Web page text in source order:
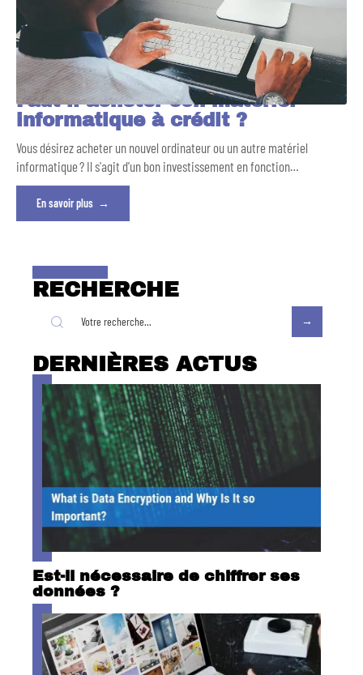
Faut-il acheter son matériel
informatique à crédit ?
Vous désirez acheter un nouvel ordinateur ou un autre matériel
informatique ? Il s'agit d'un bon investissement en fonction…
En savoir plus
RECHERCHE
DERNIÈRES ACTUS
Est-il nécessaire de chiffrer ses
données ?